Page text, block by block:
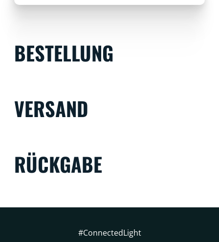
BESTELLUNG
VERSAND
RÜCKGABE
#ConnectedLight